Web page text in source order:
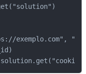
exemplo.com",